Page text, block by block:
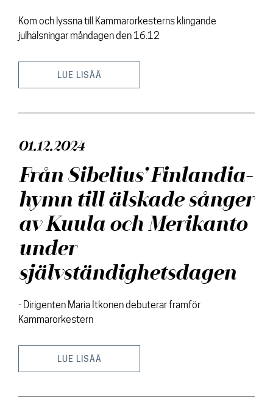
Kom och lyssna till Kammarorkesterns klingande
julhälsningar måndagen den 16.12
LUE LISÄÄ
01.12.2024
Från Sibelius’ Finlandia-
hymn till älskade sånger
av Kuula och Merikanto
under
självständighetsdagen
- Dirigenten Maria Itkonen debuterar framför
Kammarorkestern
LUE LISÄÄ